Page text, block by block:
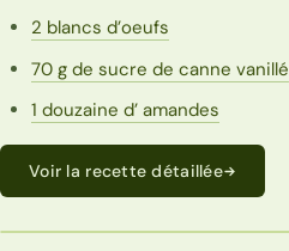
2 blancs d’oeufs
70 g de sucre de canne vanillé
1 douzaine d’ amandes
Voir la recette détaillée